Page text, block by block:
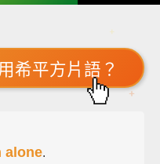
希平方片語？
alone.